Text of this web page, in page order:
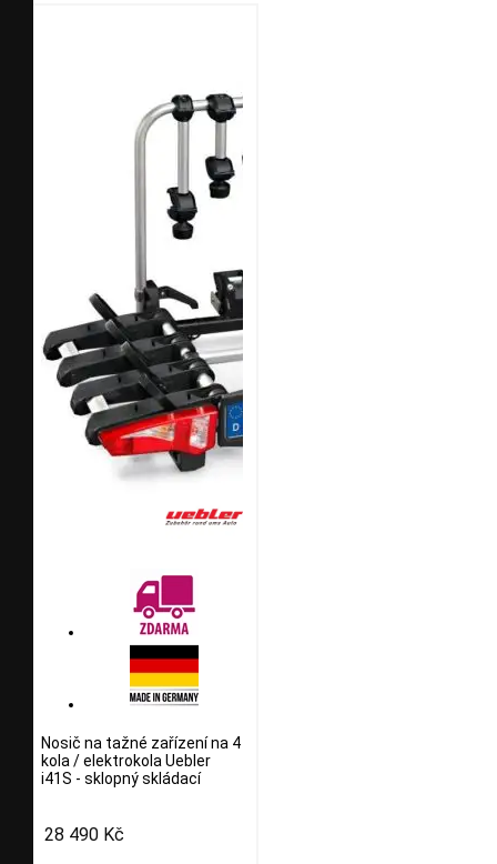
Nosič na tažné zařízení na 4
kola / elektrokola Uebler
i41S - sklopný skládací
28 490 Kč